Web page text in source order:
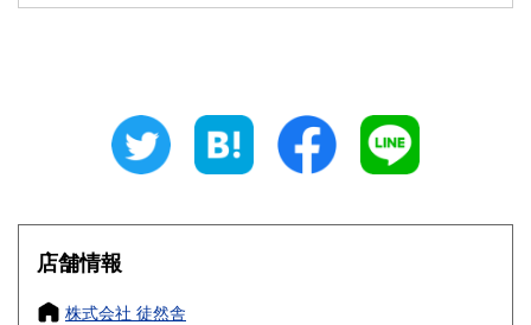
300円 三重県
大阪府
奈良県
店舗情報
株式会社 徒然舎